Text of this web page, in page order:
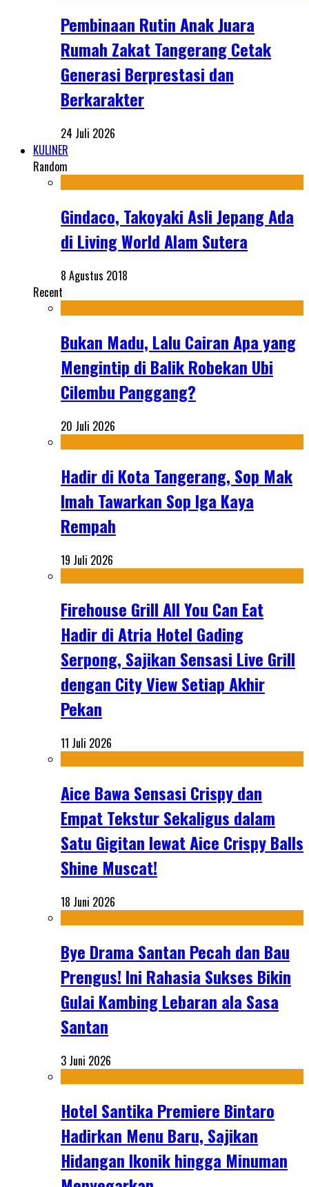
Pembinaan Rutin Anak Juara
Rumah Zakat Tangerang Cetak
Generasi Berprestasi dan
Berkarakter
24 Juli 2026
KULINER
Random
Gindaco, Takoyaki Asli Jepang Ada
di Living World Alam Sutera
8 Agustus 2018
Recent
Bukan Madu, Lalu Cairan Apa yang
Mengintip di Balik Robekan Ubi
Cilembu Panggang?
20 Juli 2026
Hadir di Kota Tangerang, Sop Mak
Imah Tawarkan Sop Iga Kaya
Rempah
19 Juli 2026
Firehouse Grill All You Can Eat
Hadir di Atria Hotel Gading
Serpong, Sajikan Sensasi Live Grill
dengan City View Setiap Akhir
Pekan
11 Juli 2026
Aice Bawa Sensasi Crispy dan
Empat Tekstur Sekaligus dalam
Satu Gigitan lewat Aice Crispy Balls
Shine Muscat!
18 Juni 2026
Bye Drama Santan Pecah dan Bau
Prengus! Ini Rahasia Sukses Bikin
Gulai Kambing Lebaran ala Sasa
Santan
3 Juni 2026
Hotel Santika Premiere Bintaro
Hadirkan Menu Baru, Sajikan
Hidangan Ikonik hingga Minuman